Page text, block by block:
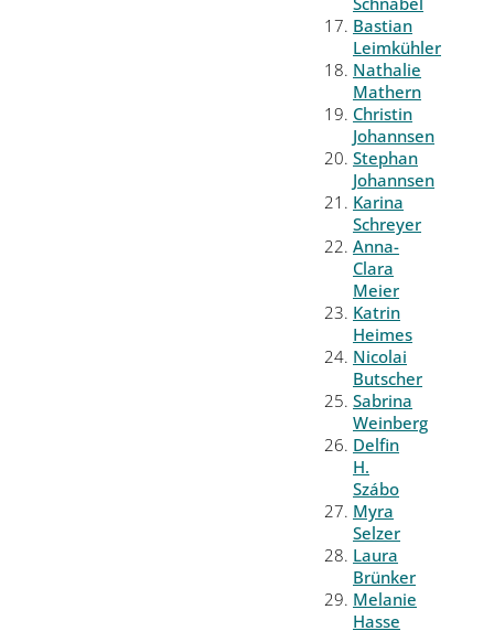
Bastian
Leimkühler
Nathalie
Mathern
Christin
Johannsen
Stephan
Johannsen
Karina
Schreyer
Anna-
Clara
Meier
Katrin
Heimes
Nicolai
Butscher
Sabrina
Weinberg
Delfin
H.
Szábo
Myra
Selzer
Laura
Brünker
Melanie
Hasse